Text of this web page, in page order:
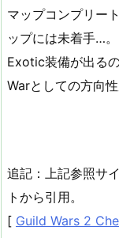
マップコンプリー
ップには未着手…
Exotic装備が出る
Warとしての方向
追記：上記参照サ
トから引用。
[ Guild Wars 2